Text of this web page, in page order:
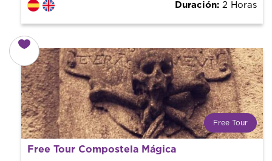
Duración: 2 Horas
Free Tour
¿Qué es un FREE TOUR?
Tendencia mundial en rutas turísticas. Reserva sin coste
Free Tour Compostela Mágica